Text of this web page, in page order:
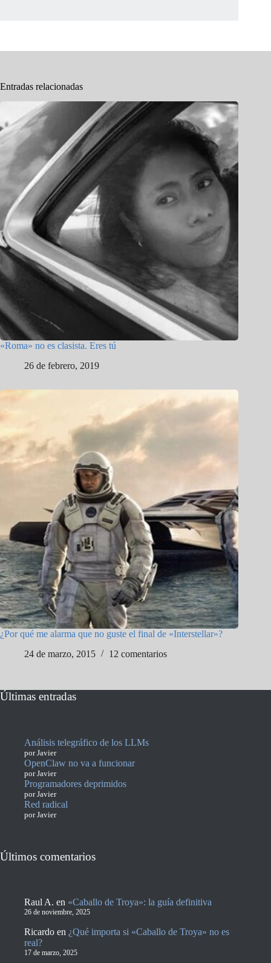
Entradas relacionadas
«Roma» no es clasista. Eres tú
26 de febrero, 2019
¿Por qué me alarma que no guste el final de «Interstellar»?
24 de marzo, 2015
12 comentarios
Últimas entradas
Análisis telegráfico de los LLMs
por Javier
OpenClaw no va a funcionar
por Javier
Programadores deprimidos
por Javier
Red radical
por Javier
Últimos comentarios
Raul A. en «Caballo de Troya»: la guía definitiva
26 de noviembre, 2025
Ricardo en ¿Qué importa si «Caballo de Troya» no es
real?
17 de marzo, 2025